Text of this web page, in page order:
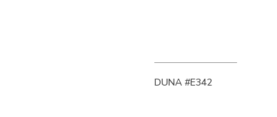
DUNA #E342